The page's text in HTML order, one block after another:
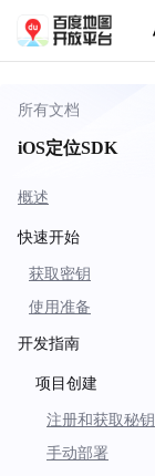
所有文档
iOS定位SDK
概述
快速开始
获取密钥
使用准备
开发指南
项目创建
注册和获取秘钥
手动部署